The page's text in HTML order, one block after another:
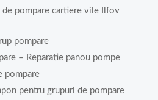
pompare cartiere vile Ilfov
pompare
– Reparatie panou pompe
pompare
pentru grupuri de pompare